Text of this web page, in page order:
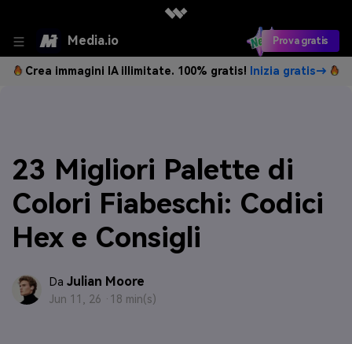
Media.io Prova gratis
Crea immagini IA illimitate. 100% gratis! Inizia gratis→
23 Migliori Palette di
Colori Fiabeschi: Codici
Hex e Consigli
Da Julian Moore
Jun 11, 26 · 18 min(s)